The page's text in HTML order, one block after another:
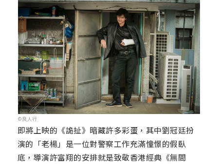
©良人行
即將上映的《詭扯》暗藏許多彩蛋，其中劉冠廷扮
演的「老楊」是一位對警察工作充滿憧憬的假臥
底，導演許富翔的安排就是致敬香港經典《無間